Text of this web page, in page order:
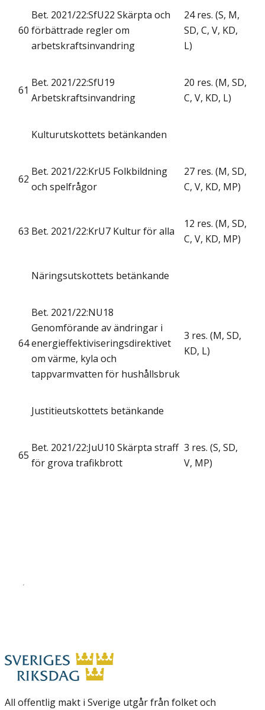
60
Bet. 2021/22:SfU22 Skärpta och
förbättrade regler om
arbetskraftsinvandring
24 res. (S, M,
SD, C, V, KD,
L)
61
Bet. 2021/22:SfU19
Arbetskraftsinvandring
20 res. (M, SD,
C, V, KD, L)
Kulturutskottets betänkanden
62
Bet. 2021/22:KrU5 Folkbildning
och spelfrågor
27 res. (M, SD,
C, V, KD, MP)
63 Bet. 2021/22:KrU7 Kultur för alla
12 res. (M, SD,
C, V, KD, MP)
Näringsutskottets betänkande
64
Bet. 2021/22:NU18
Genomförande av ändringar i
energieffektiviseringsdirektivet
om värme, kyla och
tappvarmvatten för hushållsbruk
3 res. (M, SD,
KD, L)
Justitieutskottets betänkande
65
Bet. 2021/22:JuU10 Skärpta straff
för grova trafikbrott
3 res. (S, SD,
V, MP)
All offentlig makt i Sverige utgår från folket och